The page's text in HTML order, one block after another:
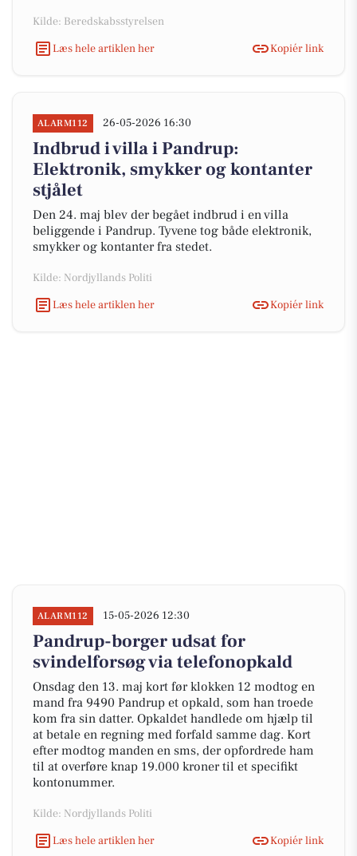
Kilde: Beredskabsstyrelsen
Læs hele artiklen her
Kopiér link
ALARM112 26-05-2026 16:30
Indbrud i villa i Pandrup:
Elektronik, smykker og kontanter
stjålet
Den 24. maj blev der begået indbrud i en villa
beliggende i Pandrup. Tyvene tog både elektronik,
smykker og kontanter fra stedet.
Kilde: Nordjyllands Politi
Læs hele artiklen her
Kopiér link
ALARM112 15-05-2026 12:30
Pandrup-borger udsat for
svindelforsøg via telefonopkald
Onsdag den 13. maj kort før klokken 12 modtog en
mand fra 9490 Pandrup et opkald, som han troede
kom fra sin datter. Opkaldet handlede om hjælp til
at betale en regning med forfald samme dag. Kort
efter modtog manden en sms, der opfordrede ham
til at overføre knap 19.000 kroner til et specifikt
kontonummer.
Kilde: Nordjyllands Politi
Læs hele artiklen her
Kopiér link